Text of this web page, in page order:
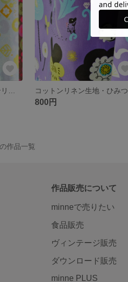
800円
作品一覧
作品販売について
minneで売りたい
食品販売
ヴィンテージ販売
ダウンロード販売
minne PLUS